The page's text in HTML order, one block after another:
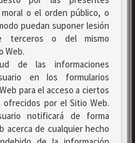
o el orden público, o
puedan suponer lesión
terceros o del mismo
Web.
de las informaciones
en los formularios
para el acceso a ciertos
ofrecidos por el Sitio Web.
notificará de forma
acerca de cualquier hecho